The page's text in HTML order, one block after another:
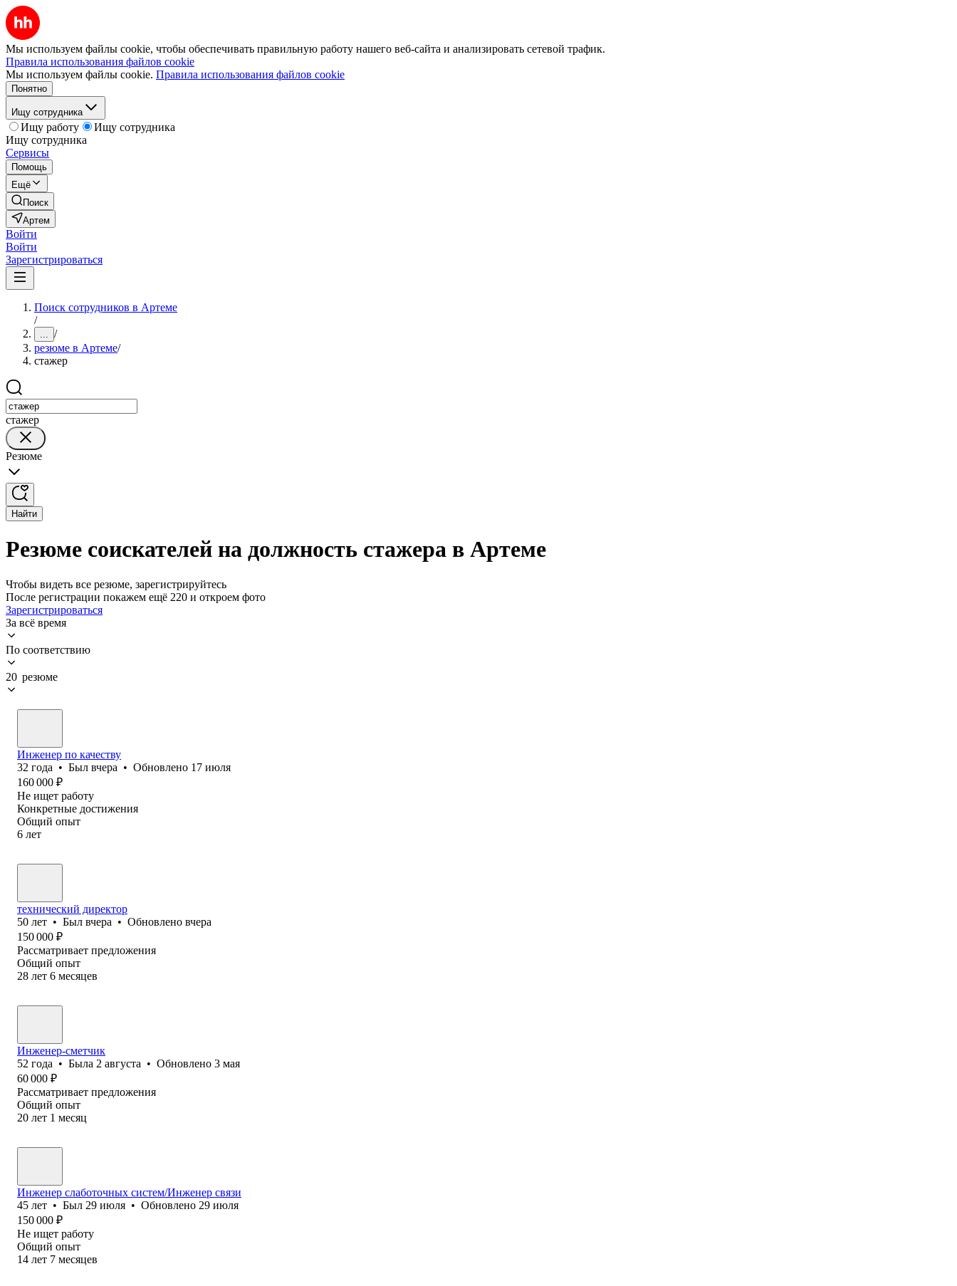
Мы используем файлы cookie, чтобы обеспечивать правильную работу нашего веб-сайта и анализировать сетевой трафик.
Правила использования файлов cookie
Мы используем файлы cookie. Правила использования файлов cookie
Понятно
Ищу сотрудника
Ищу работу
Ищу сотрудника
Ищу сотрудника
Сервисы
Помощь
Ещё
Поиск
Артем
Войти
Войти
Зарегистрироваться
Поиск сотрудников в Артеме
/
... /
резюме в Артеме/
стажер
стажер
Резюме
Найти
Резюме соискателей на должность стажера в Артеме
Чтобы видеть все резюме, зарегистрируйтесь
После регистрации покажем ещё 220 и откроем фото
Зарегистрироваться
За всё время
По соответствию
20 резюме
Инженер по качеству
32 года • Был вчера • Обновлено 17 июля
160 000 ₽
Не ищет работу
Конкретные достижения
Общий опыт
6 лет
технический директор
50 лет • Был вчера • Обновлено вчера
150 000 ₽
Рассматривает предложения
Общий опыт
28 лет 6 месяцев
Инженер-сметчик
52 года • Была 2 августа • Обновлено 3 мая
60 000 ₽
Рассматривает предложения
Общий опыт
20 лет 1 месяц
Инженер слаботочных систем/Инженер связи
45 лет • Был 29 июля • Обновлено 29 июля
150 000 ₽
Не ищет работу
Общий опыт
14 лет 7 месяцев